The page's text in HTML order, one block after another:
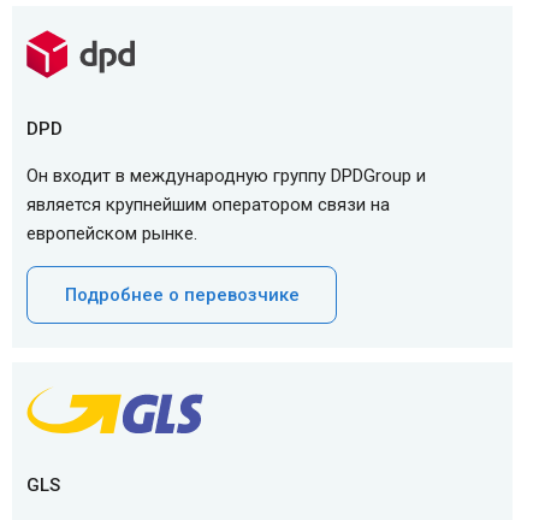
DPD
Он входит в международную группу DPDGroup и
является крупнейшим оператором связи на
европейском рынке.
Подробнее о перевозчике
GLS